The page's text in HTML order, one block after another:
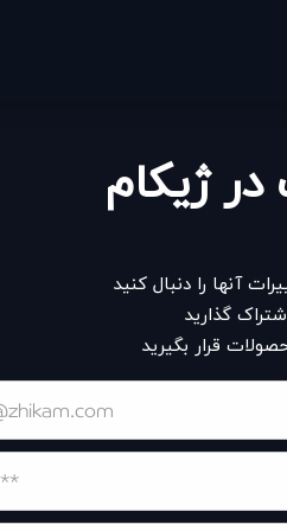
درژیکام
آنها را دنبال کنید
گذارید
قرار بگیرید